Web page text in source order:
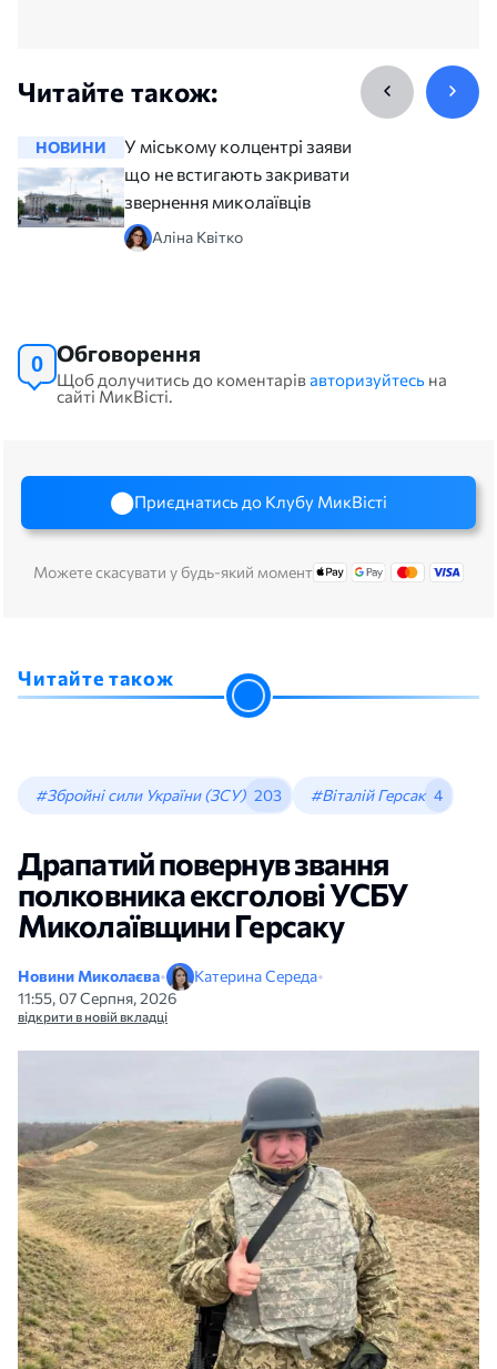
Читайте також:
НОВИНИ
У міському колцентрі заявили,
що не встигають закривати всі
звернення миколаївців
Аліна Квітко
0 Обговорення
Щоб долучитись до коментарівавторизуйтесь на
сайті МикВісті.
Приєднатись до Клубу МикВісті
Можете скасувати у будь-який момент
Читайте також
#Збройні сили України (ЗСУ) 203 #Віталій Герсак 4
Драпатий повернув звання
полковника ексголові УСБУ
Миколаївщини Герсаку
Новини Миколаєва• Катерина Середа•
11:55, 07 Серпня, 2026
відкрити в новій вкладці